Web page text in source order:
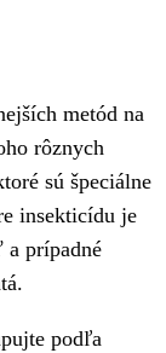
metód na
rôznych
sú špeciálne
insekticídu je
prípadné
podľa